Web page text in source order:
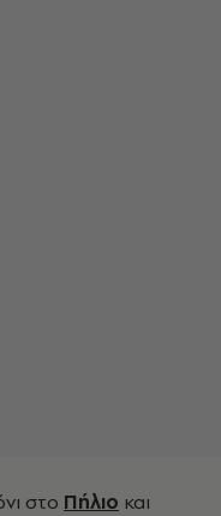
στο Πήλιο και